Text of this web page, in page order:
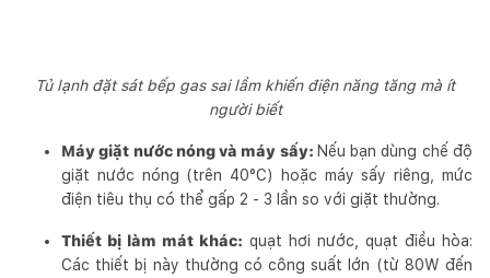
Tủ lạnh đặt sát bếp gas sai lầm khiến điện năng tăng mà ít
người biết
Máy giặt nước nóng và máy sấy: Nếu bạn dùng chế độ
giặt nước nóng (trên 40°C) hoặc máy sấy riêng, mức
điện tiêu thụ có thể gấp 2 - 3 lần so với giặt thường.
Thiết bị làm mát khác: quạt hơi nước, quạt điều hòa:
Các thiết bị này thường có công suất lớn (từ 80W đến